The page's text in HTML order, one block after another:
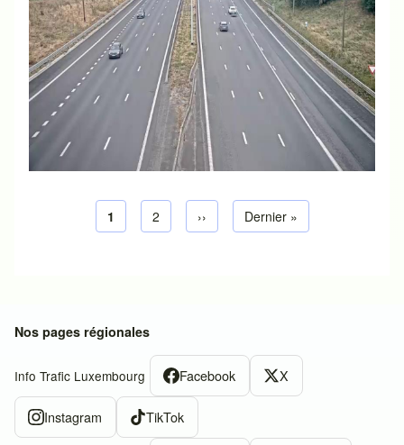
Pagination
Page courante
1 Page default
2 Next page
›› Dernière page
Dernier »
Nos pages régionales
Info Trafic Luxembourg Facebook X
Instagram TikTok